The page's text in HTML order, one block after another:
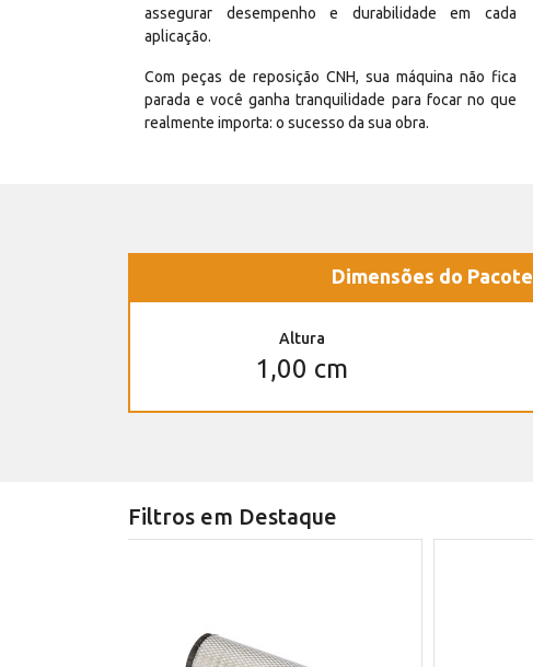
assegurar desempenho e durabilidade em cada
aplicação.
Com peças de reposição CNH, sua máquina não fica
parada e você ganha tranquilidade para focar no que
realmente importa: o sucesso da sua obra.
Dimensões do Pacote
Altura
1,00 cm
Filtros em Destaque